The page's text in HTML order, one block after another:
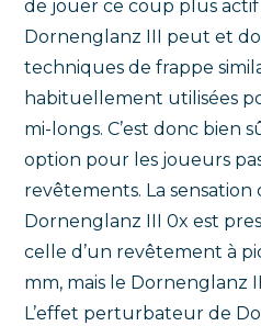
de jouer ce coup plus actif
Dornenglanz III peut et
techniques de frappe
habituellement utilisées
mi-longs. C’est donc bien
option pour les joueurs
revêtements. La
Dornenglanz III 0x est
celle d’un revêtement à
mm, mais le Dornenglanz
L’effet perturbateur de